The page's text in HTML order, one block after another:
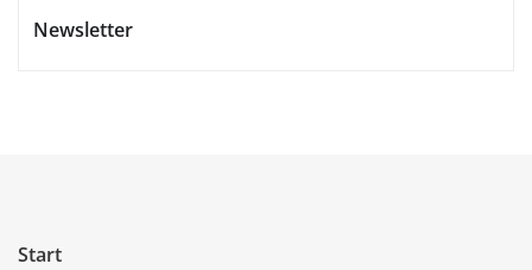
Newsletter
Start